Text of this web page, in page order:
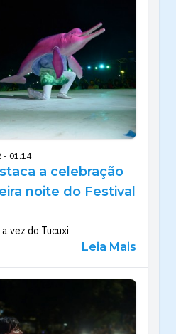
- 01:14
a celebração
noite do Festival
vez do Tucuxi
Leia Mais